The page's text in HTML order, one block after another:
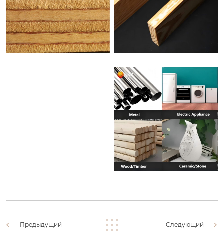
Предыдущий Следующий